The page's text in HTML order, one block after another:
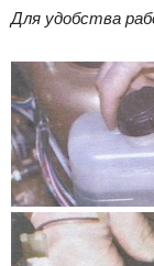
Для удобства